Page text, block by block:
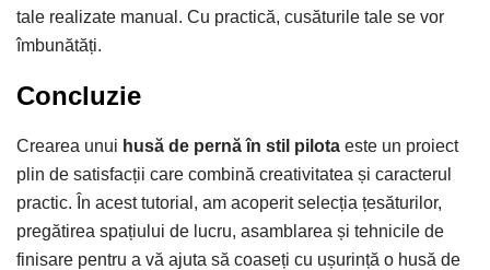
tale realizate manual. Cu practică, cusăturile tale se vor
îmbunătăți.
Concluzie
Crearea unui husă de pernă în stil pilota este un proiect
plin de satisfacții care combină creativitatea și caracterul
practic. În acest tutorial, am acoperit selecția țesăturilor,
pregătirea spațiului de lucru, asamblarea și tehnicile de
finisare pentru a vă ajuta să coaseți cu ușurință o husă de